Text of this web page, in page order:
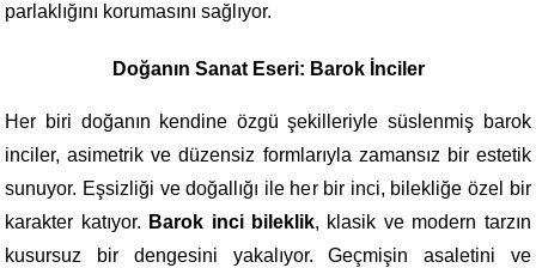
parlaklığını korumasını sağlıyor.
Doğanın Sanat Eseri: Barok İnciler
Her biri doğanın kendine özgü şekilleriyle süslenmiş barok
inciler, asimetrik ve düzensiz formlarıyla zamansız bir estetik
sunuyor. Eşsizliği ve doğallığı ile her bir inci, bilekliğe özel bir
karakter katıyor. Barok inci bileklik, klasik ve modern tarzın
kusursuz bir dengesini yakalıyor. Geçmişin asaletini ve